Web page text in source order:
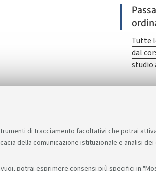
di tracciamento facoltativi che potrai
della comunicazione istituzionale e analisi
potrai esprimere consensi più specifici in
Tutte
dal
studio